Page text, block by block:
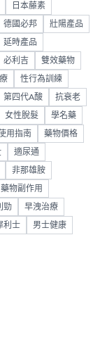
日本藤素
德國必邦 壯陽產品
延時產品
必利吉 雙效藥物
性行為訓練
第四代A酸 抗衰老
女性脫髮 學名藥
用指南 藥物價格
適尿通
非那雄胺
藥物副作用
勁 早洩治療
利士 男士健康